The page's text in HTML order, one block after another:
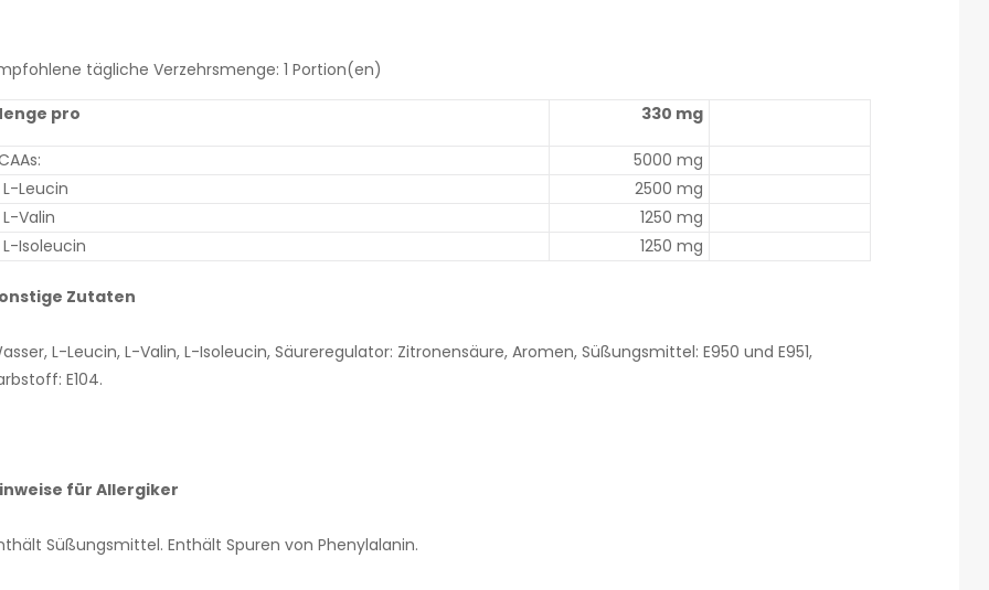
tägliche Verzehrsmenge: 1 Portion(en)
pro
330 mg
5000 mg
L-Leucin
2500 mg
Valin
1250 mg
L-Isoleucin
1250 mg
Zutaten
L-Leucin, L-Valin, L-Isoleucin, Säureregulator: Zitronensäure, Aromen, Süßungsmittel: E950 und E951,
E104.
für Allergiker
Süßungsmittel. Enthält Spuren von Phenylalanin.